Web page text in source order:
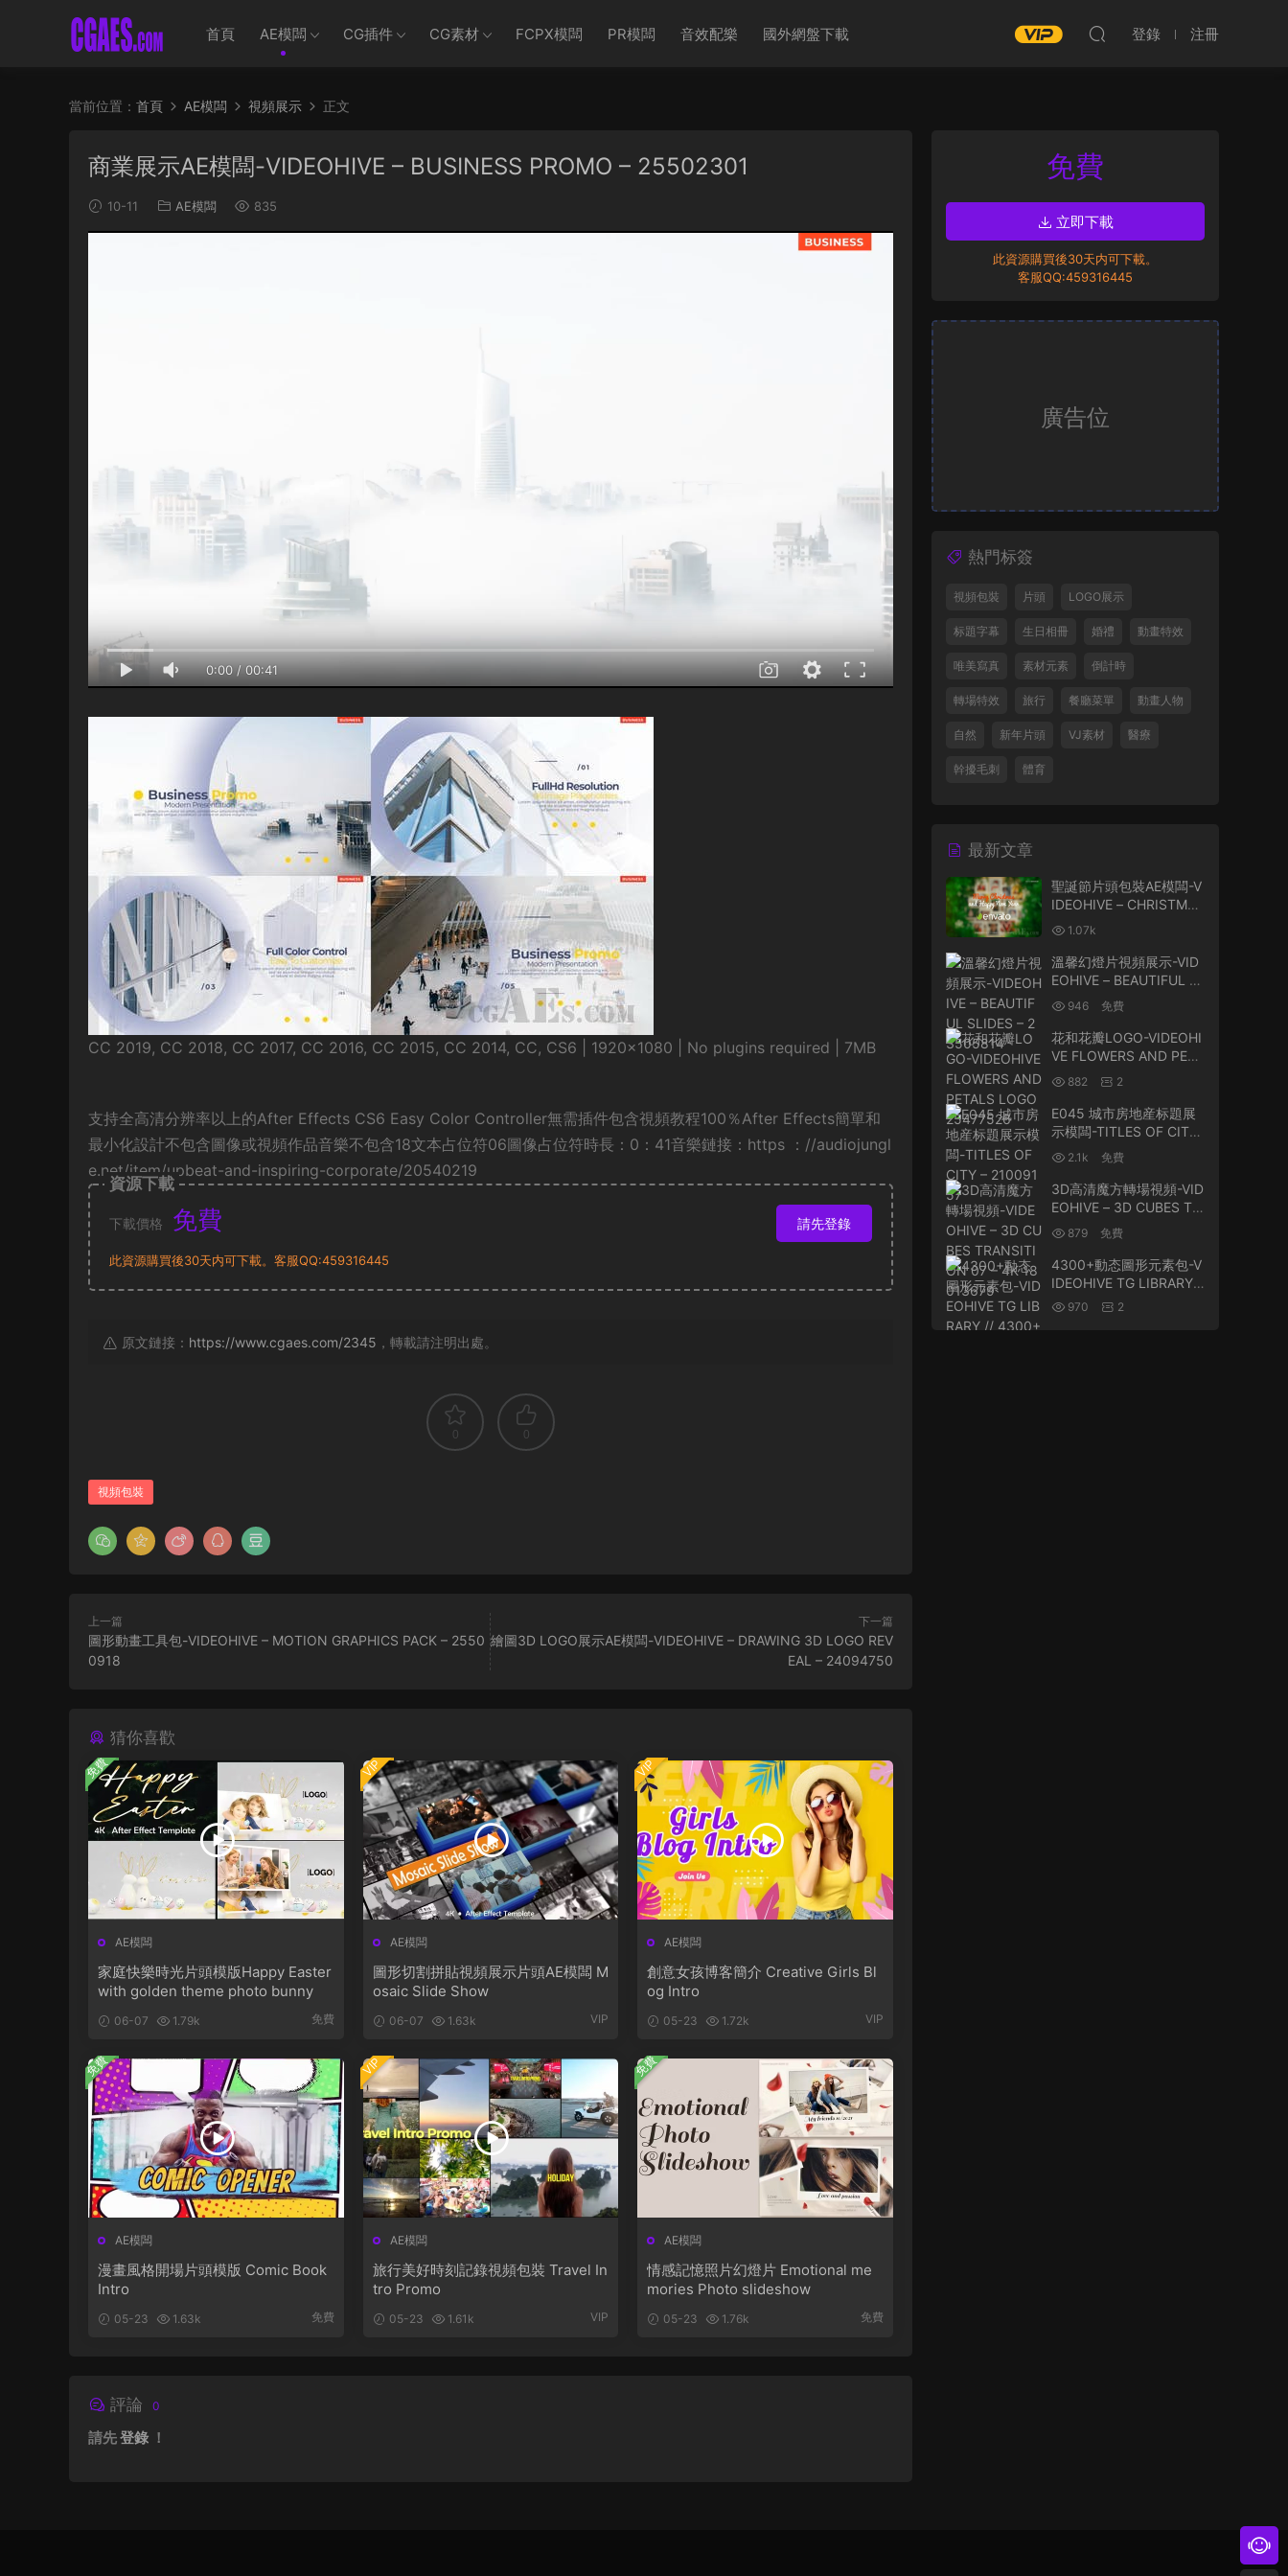
首頁 AE模闆 CG插件 CG素材 FCPX模闆 PR模闆 音效配樂 國外網盤下載 登錄 注冊
當前位置： 首頁 AE模闆 視頻展示 正文
商業展示AE模闆-VIDEOHIVE – BUSINESS PROMO – 25502301
10-11 AE模闆 835
0:00/ 00:41
CC 2019, CC 2018, CC 2017, CC 2016, CC 2015, CC 2014, CC, CS6 | 1920×1080 | No plugins required | 7MB
支持全高清分辨率以上的After Effects CS6 Easy Color Controller無需插件包含視頻教程100％After Effects簡單和
最小化設計不包含圖像或視頻作品音樂不包含18文本占位符06圖像占位符時長：0：41音樂鏈接：https ：//audiojungl
e.net/item/upbeat-and-inspiring-corporate/20540219
資源下載
下載價格 免費 請先登錄
此資源購買後30天内可下載。客服QQ:459316445
原文鏈接： https://www.cgaes.com/2345 ，轉載請注明出處。
0 0
視頻包裝
上一篇
圖形動畫工具包-VIDEOHIVE – MOTION GRAPHICS PACK – 2550
0918
下一篇
繪圖3D LOGO展示AE模闆-VIDEOHIVE – DRAWING 3D LOGO REV
EAL – 24094750
猜你喜歡
AE模闆
家庭快樂時光片頭模版Happy Easter
with golden theme photo bunny
06-07 1.79k 免費
免費
AE模闆
圖形切割拼貼視頻展示片頭AE模闆 M
osaic Slide Show
06-07 1.63k VIP
VIP
AE模闆
創意女孩博客簡介 Creative Girls Bl
og Intro
05-23 1.72k VIP
VIP
AE模闆
漫畫風格開場片頭模版 Comic Book
Intro
05-23 1.63k 免費
免費
AE模闆
旅行美好時刻記錄視頻包裝 Travel In
tro Promo
05-23 1.61k VIP
VIP
AE模闆
情感記憶照片幻燈片 Emotional me
mories Photo slideshow
05-23 1.76k 免費
免費
評論 0
請先登錄 ！
免費
立即下載
此資源購買後30天内可下載。
客服QQ:459316445
廣告位
熱門标簽
視頻包裝 片頭 LOGO展示
标題字幕 生日相冊 婚禮 動畫特效
唯美寫真 素材元素 倒計時
轉場特效 旅行 餐廳菜單 動畫人物
自然 新年片頭 VJ素材 醫療
幹擾毛刺 體育
最新文章
聖誕節片頭包裝AE模闆-V
IDEOHIVE – CHRISTMAS
– 25201848
1.07k
溫馨幻燈片視頻展示-VID
EOHIVE – BEAUTIFUL S
LIDES – 23505814
946 免費
花和花瓣LOGO-VIDEOHI
VE FLOWERS AND PETA
LS LOGO 25477526
882 2
E045 城市房地産标題展
示模闆-TITLES OF CITY
– 21009157
2.1k 免費
3D高清魔方轉場視頻-VID
EOHIVE – 3D CUBES TR
ANSITION 07 – 4K 1801
3679
879 免費
4300+動态圖形元素包-V
IDEOHIVE TG LIBRARY
// 4300+ MOTION GRA
970 2